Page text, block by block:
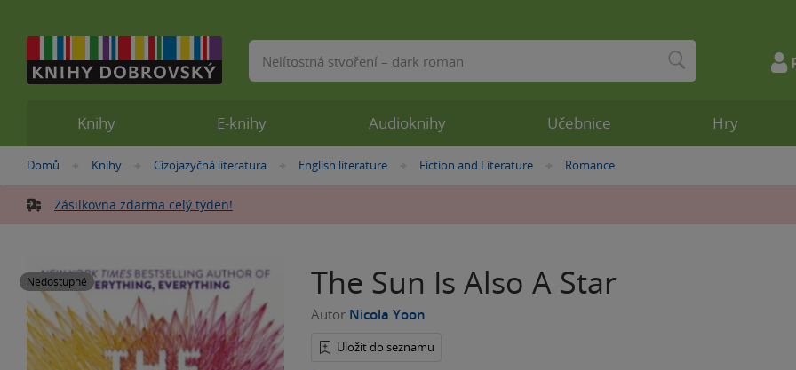
Nacházíte
zde:
Domů »
Knihy »
Cizojazyčná literatura »
English literature »Fiction and Literature »
Romance
Zásilkovna zdarma celý týden!
Nedostupné The Sun Is Also A Star
Autor Nicola Yoon
Uložit do seznamu
Knihy E-knihy Audioknihy Učebnice Hry
Vyhledávání